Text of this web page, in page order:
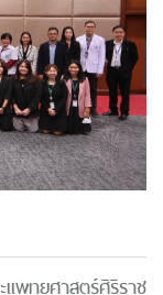
พทยศาสตร์ศิริราช